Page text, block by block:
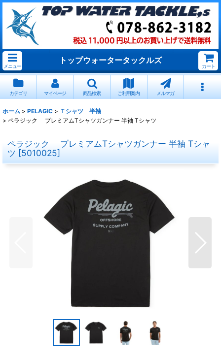
メニュー
トップウォータータックルズ
カート
カテゴリ マイページ 商品検索 ご利用案内 メルマガ
ホーム > PELAGIC > Ｔシャツ 半袖
> ペラジック プレミアムTシャツガンナー 半袖 Tシャツ
ペラジック プレミアムTシャツガンナー 半袖 Tシャ
ツ [5010025]